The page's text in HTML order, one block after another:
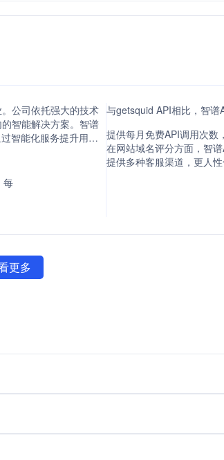
公司依托强大的技术
智能解决方案。智谱
智能化服务提升用户
每
与getsquid API相比，智谱
提供每月免费API调用次数
在网站域名评分方面，智
提供多种客服渠道，更人
更多